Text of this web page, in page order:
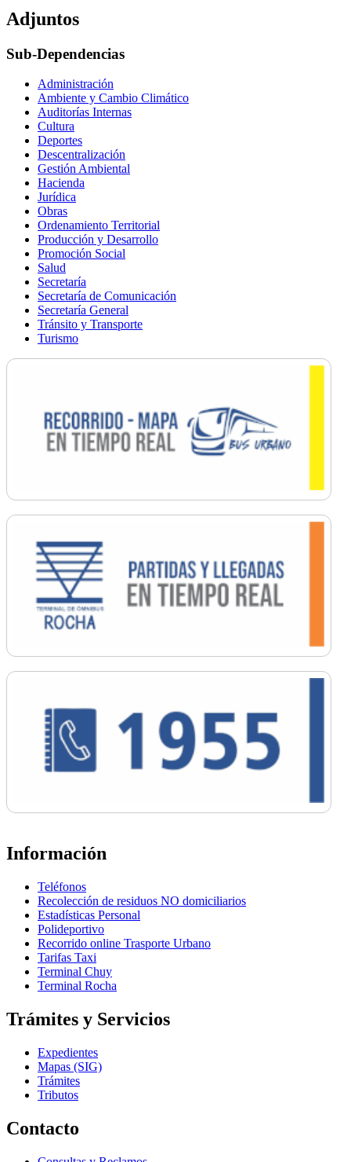
Adjuntos
Sub-Dependencias
Administración
Ambiente y Cambio Climático
Auditorías Internas
Cultura
Deportes
Descentralización
Gestión Ambiental
Hacienda
Jurídica
Obras
Ordenamiento Territorial
Producción y Desarrollo
Promoción Social
Salud
Secretaría
Secretaría de Comunicación
Secretaría General
Tránsito y Transporte
Turismo
Información
Teléfonos
Recolección de residuos NO domiciliarios
Estadísticas Personal
Polideportivo
Recorrido online Trasporte Urbano
Tarifas Taxi
Terminal Chuy
Terminal Rocha
Trámites y Servicios
Expedientes
Mapas (SIG)
Trámites
Tributos
Contacto